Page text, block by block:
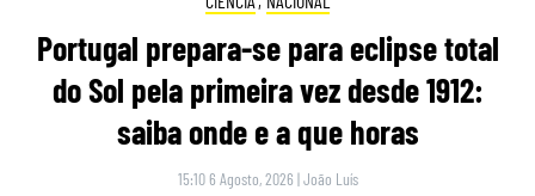
Portugal prepara-se para eclipse total
do Sol pela primeira vez desde 1912:
saiba onde e a que horas
15:10 6 Agosto, 2026 |João Luís